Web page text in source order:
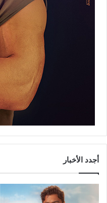
أجدد الأخبار